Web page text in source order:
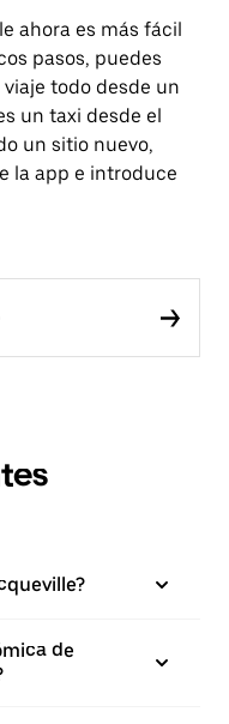
ahora es más fácil
pasos, puedes
todo desde un
un taxi desde el
un sitio nuevo,
la app e introduce
de